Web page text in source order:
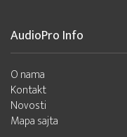
AudioPro Info
O nama
Kontakt
Novosti
Mapa sajta